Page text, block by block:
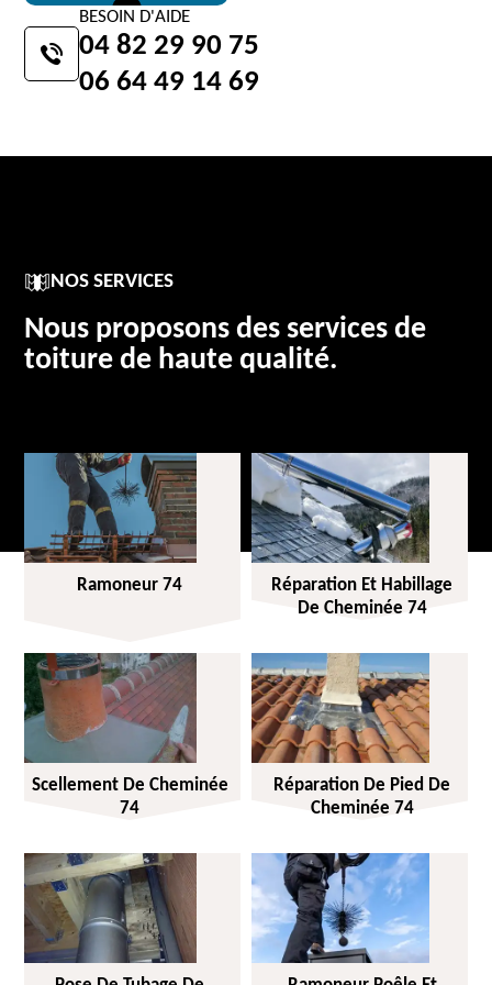
BESOIN D'AIDE
04 82 29 90 75
06 64 49 14 69
NOS SERVICES
Nous proposons des services de
toiture de haute qualité.
Ramoneur 74
Réparation Et Habillage
De Cheminée 74
Scellement De Cheminée
74
Réparation De Pied De
Cheminée 74